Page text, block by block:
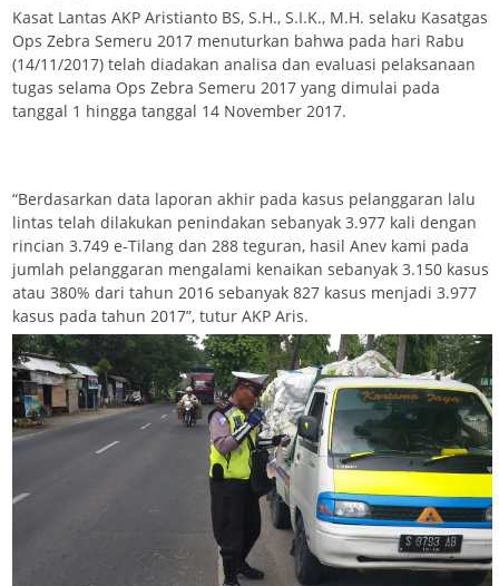
Kasat Lantas AKP Aristianto BS, S.H., S.I.K., M.H. selaku Kasatgas
Ops Zebra Semeru 2017 menuturkan bahwa pada hari Rabu
(14/11/2017) telah diadakan analisa dan evaluasi pelaksanaan
tugas selama Ops Zebra Semeru 2017 yang dimulai pada
tanggal 1 hingga tanggal 14 November 2017.
“Berdasarkan data laporan akhir pada kasus pelanggaran lalu
lintas telah dilakukan penindakan sebanyak 3.977 kali dengan
rincian 3.749 e-Tilang dan 288 teguran, hasil Anev kami pada
jumlah pelanggaran mengalami kenaikan sebanyak 3.150 kasus
atau 380% dari tahun 2016 sebanyak 827 kasus menjadi 3.977
kasus pada tahun 2017”, tutur AKP Aris.